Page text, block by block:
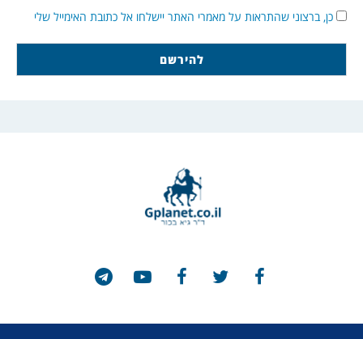
כן, ברצוני שהתראות על מאמרי האתר יישלחו אל כתובת האימייל שלי